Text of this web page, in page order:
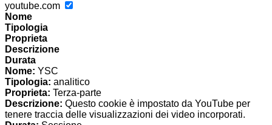
youtube.com
Nome
Tipologia
Proprieta
Descrizione
Durata
Nome: YSC
Tipologia: analitico
Proprieta: Terza-parte
Descrizione: Questo cookie è impostato da YouTube per
tenere traccia delle visualizzazioni dei video incorporati.